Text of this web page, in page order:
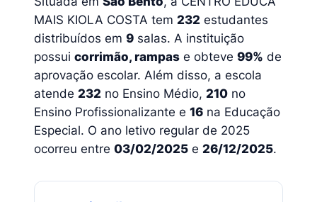
MAIS KIOLA COSTA tem 232 estudantes
distribuídos em 9 salas. A instituição
possui corrimão, rampas e obteve 99% de
aprovação escolar. Além disso, a escola
atende 232 no Ensino Médio, 210 no
Ensino Profissionalizante e 16 na Educação
Especial. O ano letivo regular de 2025
ocorreu entre 03/02/2025 e 26/12/2025.